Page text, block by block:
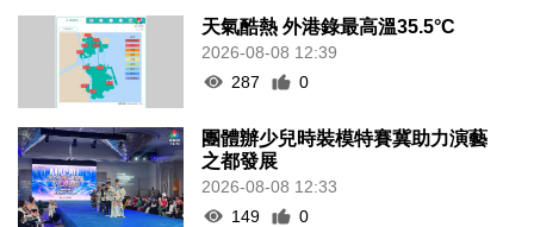
天氣酷熱 外港錄最高溫35.5°C
2026-08-08 12:39
287
0
團體辦少兒時裝模特賽冀助力演藝
之都發展
2026-08-08 12:33
149
0